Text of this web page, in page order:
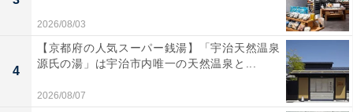
沿い)
※JR 原宿駅より徒歩5 分
■内容
2026/08/03
4
【京都府の人気スーパー銭湯】「宇治天然温泉
源氏の湯」は宇治市内唯一の天然温泉と...
2026/08/07